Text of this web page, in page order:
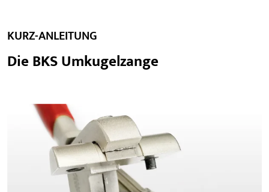
KURZ-ANLEITUNG
Die BKS Umkugelzange